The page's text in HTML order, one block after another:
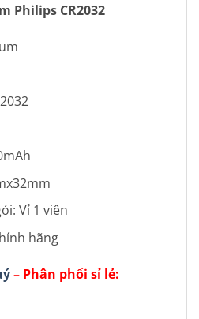
Philips CR2032
Vỉ 1 viên
hãng
– Phân phối sỉ lẻ: